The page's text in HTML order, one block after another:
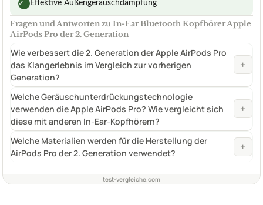
✓ Effektive Außengeräuschdämpfung
Fragen und Antworten zu In-Ear Bluetooth Kopfhörer Apple
AirPods Pro der 2. Generation
Wie verbessert die 2. Generation der Apple AirPods Pro
das Klangerlebnis im Vergleich zur vorherigen
Generation?
+
Welche Geräuschunterdrückungstechnologie
verwenden die Apple AirPods Pro? Wie vergleicht sich
diese mit anderen In-Ear-Kopfhörern?
+
Welche Materialien werden für die Herstellung der
AirPods Pro der 2. Generation verwendet?
+
test-vergleiche.com